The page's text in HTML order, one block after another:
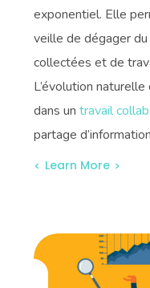
exponentiel. Elle
veille de dégager
collectées et de
L’évolution
dans untravail
partage
Learn More